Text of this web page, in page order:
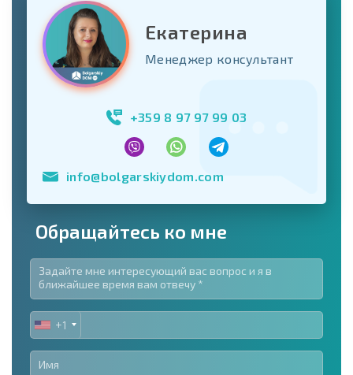
Екатерина
Менеджер консультант
+359 8 97 97 99 03
info@bolgarskiydom.com
Обращайтесь ко мне
UNITED
STATES
+1
+1